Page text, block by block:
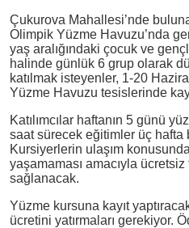
Çukurova Mahallesi’nde
Olimpik Yüzme Havuzu’nda
yaş aralığındaki çocuk ve
halinde günlük 6 grup olarak
katılmak isteyenler, 1-20
Yüzme Havuzu tesislerinde
Katılımcılar haftanın 5 günü
saat sürecek eğitimler üç hafta
Kursiyerlerin ulaşım
yaşamaması amacıyla
sağlanacak.
Yüzme kursuna kayıt
ücretini yatırmaları gerekiyor.